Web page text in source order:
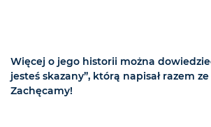
Więcej o jego historii można
jesteś skazany”, którą napisał razem
Zachęcamy!